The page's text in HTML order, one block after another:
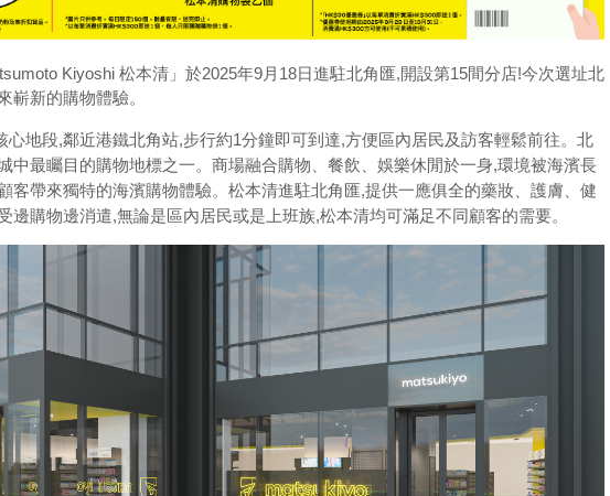
Kiyoshi 松本清」於2025年9月18日進駐北角匯,開設第15間分店!今次選址北
嶄新的購物體驗。
心地段,鄰近港鐵北角站,步行約1分鐘即可到達,方便區內居民及訪客輕鬆前往。北
中最矚目的購物地標之一。商場融合購物、餐飲、娛樂休閒於一身,環境被海濱長
客帶來獨特的海濱購物體驗。松本清進駐北角匯,提供一應俱全的藥妝、護膚、健
邊購物邊消遣,無論是區內居民或是上班族,松本清均可滿足不同顧客的需要。